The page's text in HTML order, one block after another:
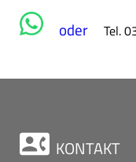
oder
Tel.
contact_phone KONTAKT